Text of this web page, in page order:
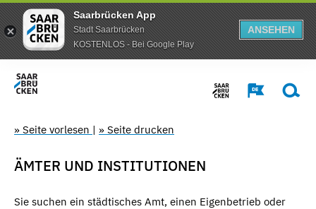
Saarbrücken App
Stadt Saarbrücken
KOSTENLOS - Bei Google Play
ANSEHEN
» Seite vorlesen | » Seite drucken
ÄMTER UND INSTITUTIONEN
Sie suchen ein städtisches Amt, einen Eigenbetrieb oder